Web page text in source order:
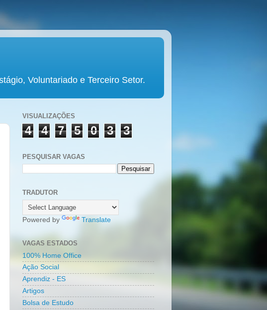
Voluntariado e Terceiro Setor.
VISUALIZAÇÕES
4 4 7 5 0 3 3
PESQUISAR VAGAS
TRADUTOR
Powered by Translate
VAGAS ESTADOS
100% Home Office
Ação Social
Aprendiz - ES
Artigos
Bolsa de Estudo